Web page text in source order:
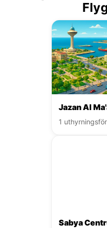
Jazan Al
1
Sabya